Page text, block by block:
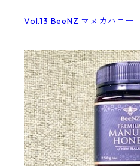
Vol.13 BeeNZ マヌカハニー